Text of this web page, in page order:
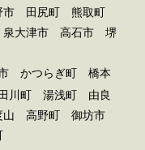
市 田尻町 熊取町
大津市 高石市 堺
かつらぎ町 橋本
川町 湯浅町 由良
山 高野町 御坊市